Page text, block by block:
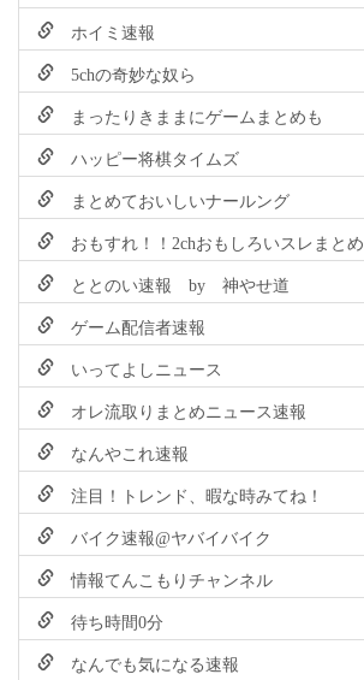
ホイミ速報
5chの奇妙な奴ら
まったりきままにゲームまとめも
ハッピー将棋タイムズ
まとめておいしいナールング
おもすれ！！2chおもしろいスレまとめ
ととのい速報 by 神やせ道
ゲーム配信者速報
いってよしニュース
オレ流取りまとめニュース速報
なんやこれ速報
注目！トレンド、暇な時みてね！
バイク速報@ヤバイバイク
情報てんこもりチャンネル
待ち時間0分
なんでも気になる速報